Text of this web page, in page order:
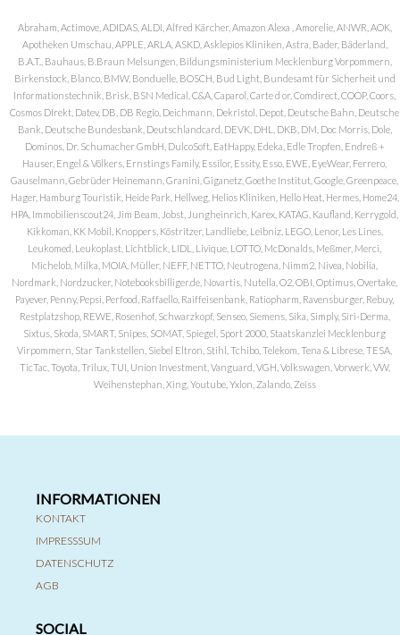
Abraham, Actimove, ADIDAS, ALDI, Alfred Kärcher, Amazon Alexa , Amorelie, ANWR, AOK,
Apotheken Umschau, APPLE, ARLA, ASKD, Asklepios Kliniken, Astra, Bader, Bäderland,
B.A.T., Bauhaus, B.Braun Melsungen, Bildungsministerium Mecklenburg Vorpommern,
Birkenstock, Blanco, BMW, Bonduelle, BOSCH, Bud Light, Bundesamt für Sicherheit und
Informationstechnik, Brisk, BSN Medical, C&A, Caparol, Carte d or, Comdirect, COOP, Coors,
Cosmos DIrekt, Datev, DB, DB Regio, Deichmann, Dekristol, Depot, Deutsche Bahn, Deutsche
Bank, Deutsche Bundesbank, Deutschlandcard, DEVK, DHL, DKB, DM, Doc Morris, Dole,
Dominos, Dr. Schumacher GmbH, DulcoSoft, EatHappy, Edeka, Edle Tropfen, Endreß +
Hauser, Engel & Völkers, Ernstings Family, Essilor, Essity, Esso, EWE, EyeWear, Ferrero,
Gauselmann, Gebrüder Heinemann, Granini, Giganetz, Goethe Institut, Google, Greenpeace,
Hager, Hamburg Touristik, Heide Park, Hellweg, Helios Kliniken, Hello Heat, Hermes, Home24,
HPA, Immobilienscout24, Jim Beam, Jobst, Jungheinrich, Karex, KATAG, Kaufland, Kerrygold,
Kikkoman, KK Mobil, Knoppers, Köstritzer, Landliebe, Leibniz, LEGO, Lenor, Les Lines,
Leukomed, Leukoplast, Lichtblick, LIDL, Livique, LOTTO, McDonalds, Meßmer, Merci,
Michelob, Milka, MOIA, Müller, NEFF, NETTO, Neutrogena, Nimm2, Nivea, Nobilia,
Nordmark, Nordzucker, Notebooksbilliger.de, Novartis, Nutella, O2, OBI, Optimus, Overtake,
Payever, Penny, Pepsi, Perfood, Raffaello, Raiffeisenbank, Ratiopharm, Ravensburger, Rebuy,
Restplatzshop, REWE, Rosenhof, Schwarzkopf, Senseo, Siemens, Sika, Simply, Siri-Derma,
Sixtus, Skoda, SMART, Snipes, SOMAT, Spiegel, Sport 2000, Staatskanzlei Mecklenburg
Virpommern, Star Tankstellen, Siebel Eltron, Stihl, Tchibo, Telekom, Tena & Librese, TESA,
TicTac, Toyota, Trilux, TUI, Union Investment, Vanguard, VGH, Volkswagen, Vorwerk, VW,
Weihenstephan, Xing, Youtube, Yxlon, Zalando, Zeiss
INFORMATIONEN
KONTAKT
IMPRESSSUM
DATENSCHUTZ
AGB
SOCIAL